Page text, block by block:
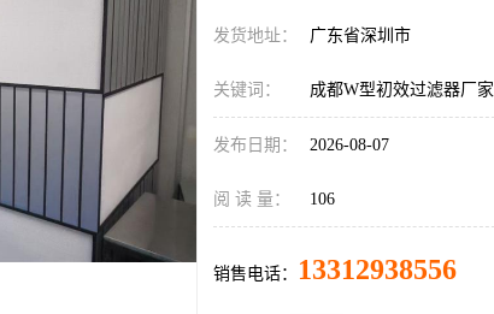
发货地址： 广东省深圳市
关键词： 成都W型初效过滤器厂家
发布日期： 2026-08-07
阅 读 量： 106
销售电话： 13312938556